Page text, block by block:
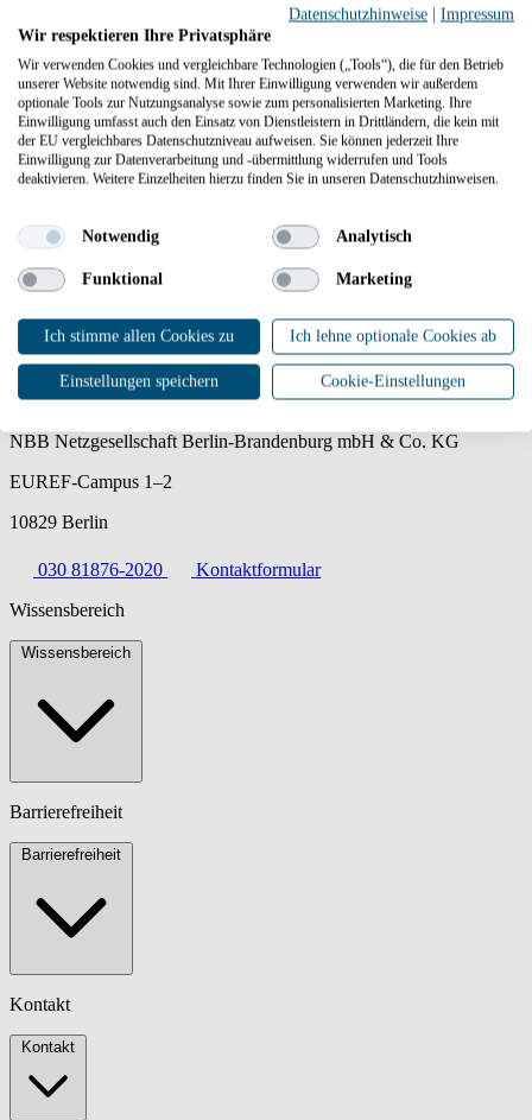
Kontaktieren Sie uns
Telefon:
030 81876-1380
Jetzt anrufen
NBB Netzgesellschaft Berlin-Brandenburg mbH & Co. KG
EUREF-Campus 1–2
10829 Berlin
030 81876-2020
Kontaktformular
Wissensbereich
Wissensbereich
Barrierefreiheit
Barrierefreiheit
Kontakt
Kontakt
Datenschutzhinweise | Impressum
Wir respektieren Ihre Privatsphäre
Wir verwenden Cookies und vergleichbare Technologien („Tools“), die für den Betrieb
unserer Website notwendig sind. Mit Ihrer Einwilligung verwenden wir außerdem
optionale Tools zur Nutzungsanalyse sowie zum personalisierten Marketing. Ihre
Einwilligung umfasst auch den Einsatz von Dienstleistern in Drittländern, die kein mit
der EU vergleichbares Datenschutzniveau aufweisen. Sie können jederzeit Ihre
Einwilligung zur Datenverarbeitung und -übermittlung widerrufen und Tools
deaktivieren. Weitere Einzelheiten hierzu finden Sie in unseren Datenschutzhinweisen.
Notwendig Analytisch
Funktional Marketing
Ich stimme allen Cookies zu Ich lehne optionale Cookies ab
Einstellungen speichern Cookie-Einstellungen